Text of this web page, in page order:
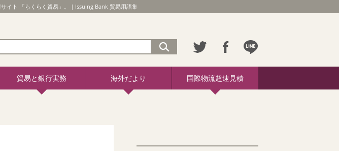
イト 「らくらく貿易」。｜Issuing Bank 貿易用語集
貿易と銀行実務 海外だより 国際物流超速見積